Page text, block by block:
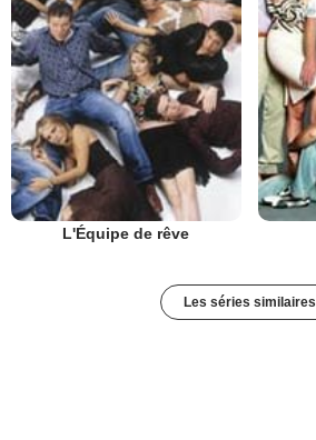
L'Équipe de rêve
Les séries similaires